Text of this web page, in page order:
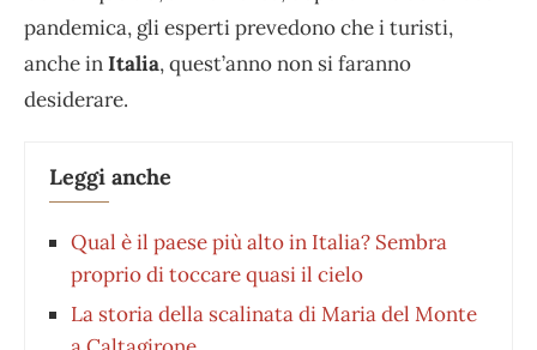
pandemica, gli esperti prevedono che i turisti,
anche inItalia, quest’anno non si faranno
desiderare.
Leggi anche
Qual è il paese più alto in Italia? Sembra
proprio di toccare quasi il cielo
La storia della scalinata di Maria del Monte